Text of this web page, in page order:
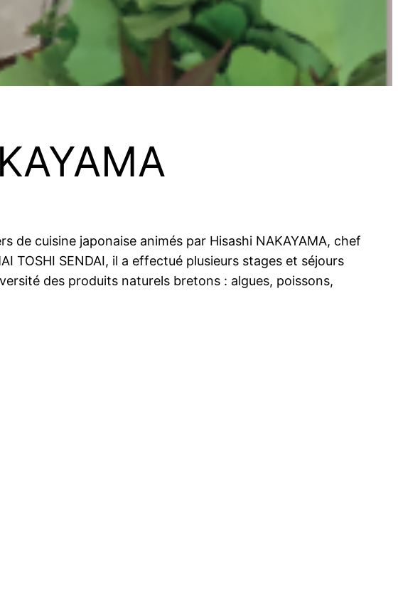
de cuisine japonaise animés par Hisashi NAKAYAMA, chef
TOSHI SENDAI, il a effectué plusieurs stages et séjours
des produits naturels bretons : algues, poissons,